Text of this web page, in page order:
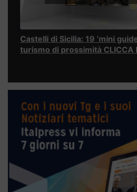
Castelli di Sicilia: 19 ‘mini
turismo di prossimità CLICCA